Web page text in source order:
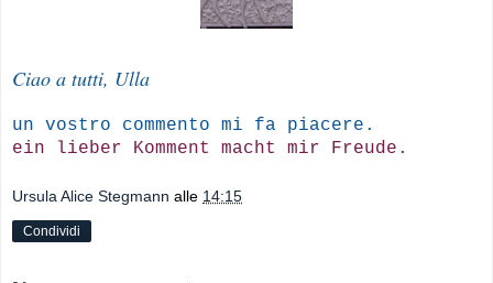
Ciao a tutti, Ulla
un vostro commento mi fa piacere.
ein lieber Komment macht mir Freude.
Ursula Alice Stegmann alle 14:15
Condividi